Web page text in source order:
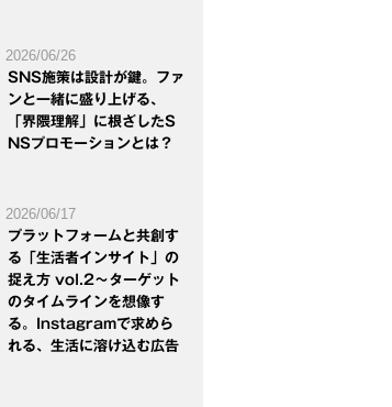
2026/06/26
SNS施策は設計が鍵。ファ
ンと一緒に盛り上げる、
「界隈理解」に根ざしたS
NSプロモーションとは？
2026/06/17
プラットフォームと共創す
る「生活者インサイト」の
捉え方 vol.2～ターゲット
のタイムラインを想像す
る。Instagramで求めら
れる、生活に溶け込む広告